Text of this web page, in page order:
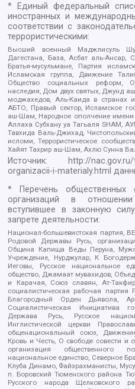
* Единый федеральный
иностранных и
соответствии с
террористическими:
Высший военный Маджлисуль
Дагестана, База, Асбат аль-Ансар,
Братья-мусульмане, Партия
Исламская группа, Движение
Общество социальных реформ,
наследия, Дом двух святых, Джунд
моджахедов, Аль-Каида в странах
АБТО, Правый сектор, Исламское
аш-Шам, Народное ополчение
Аллаха Субхану уа Тагьаля SHAM,
Тавхида Валь-Джихад,
исломи, Террористическое
Хайят Тахрир аш-Шам, Ахлю Сунна
Источник:
http://
organizacii-i-materialy.html
* Перечень общественных
организаций в
вступившее в законную
запрете деятельности:
Национал-большевистская партия,
Родовой Державы Русь,
Община Капища Веды Перуна,
Учреждение, Нурджулар, К
Иеговы, Русское национальное
общество, Джамаат мувахидов,
и Карачая, Союз славян, Ат-
социалистическая рабочая партия
Благородный Орден Дьявола,
Социалистическая Инициатива
Держава Русь, Русское
Инглистической церкви
общенациональный союз,
Кровь и Честь, О свободе совести и
организация общественного
национальное единство, Северное
Клуба Динамо, Файзрахманисты,
п. Боровский Тюменского района
Русского народа Щелковского